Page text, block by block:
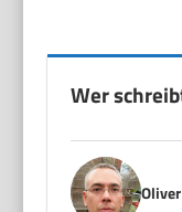
Wer
Oliver